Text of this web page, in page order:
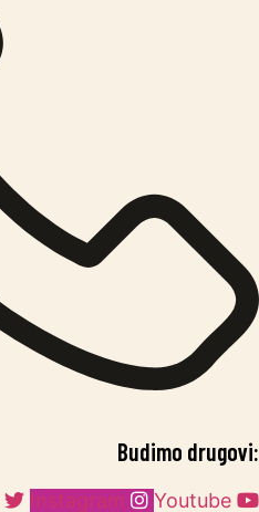
Budimo drugovi:
Instagram Youtube